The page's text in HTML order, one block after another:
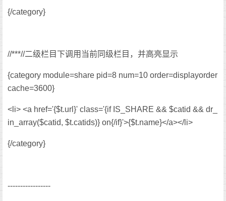
{/category}
//***//二级栏目下调用当前同级栏目，并高亮显示
{category module=share pid=8 num=10 order=displayorder
cache=3600}
<li> <a href='{$t.url}' class='{if IS_SHARE && $catid && dr_
in_array($catid, $t.catids)} on{/if}'>{$t.name}</a></li>
{/category}
-----------------